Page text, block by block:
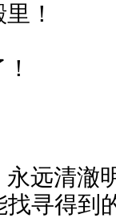
！
远清澈
找寻得到